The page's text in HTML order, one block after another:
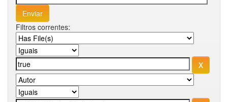
Filtros correntes: